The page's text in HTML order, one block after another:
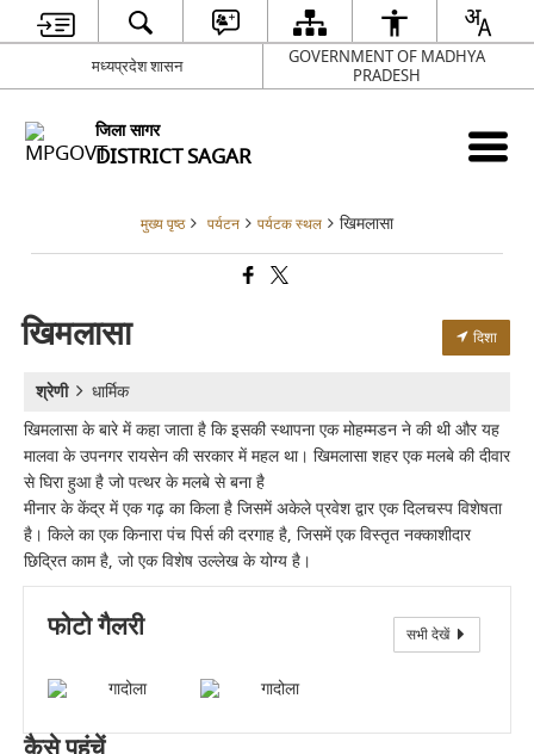
मध्यप्रदेश शासन
GOVERNMENT OF MADHYA
PRADESH
जिला सागर
DISTRICT SAGAR
मुख्य पृष्ठ पर्यटन पर्यटक स्थल खिमलासा
खिमलासा दिशा
श्रेणी
धार्मिक
खिमलासा के बारे में कहा जाता है कि इसकी स्थापना एक मोहम्मडन ने की थी और यह
मालवा के उपनगर रायसेन की सरकार में महल था। खिमलासा शहर एक मलबे की दीवार
से घिरा हुआ है जो पत्थर के मलबे से बना है
मीनार के केंद्र में एक गढ़ का किला है जिसमें अकेले प्रवेश द्वार एक दिलचस्प विशेषता
है। किले का एक किनारा पंच पिर्स की दरगाह है, जिसमें एक विस्तृत नक्काशीदार
छिद्रित काम है, जो एक विशेष उल्लेख के योग्य है।
फोटो गैलरी सभी देखें